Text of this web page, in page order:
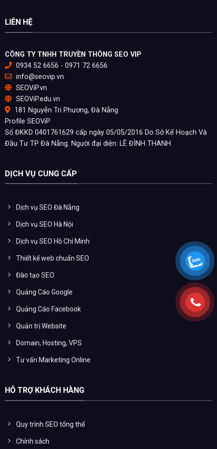
LIÊN HỆ
CÔNG TY TNHH TRUYỀN THÔNG SEO VIP
0934 52 6656 - 0971 72 6656
info@seovip.vn
SEOViP.vn
SEOViP.edu.vn
181 Nguyễn Tri Phương, Đà Nẵng
Profile SEOViP
Số ĐKKD 0401761629 cấp ngày 05/05/2016 Do Sở Kế Hoạch Và
Đầu Tư TP Đà Nẵng. Người đại diện: LÊ ĐÌNH THANH
DỊCH VỤ CUNG CẤP
Dịch vụ SEO Đà Nẵng
Dịch vụ SEO Hà Nội
Dịch vụ SEO Hồ Chí Minh
Thiết kế web chuẩn SEO
Đào tạo SEO
Quảng Cáo Google
Quảng Cáo Facebook
Quản trị Website
Domain, Hosting, VPS
Tư vấn Marketing Online
HỖ TRỢ KHÁCH HÀNG
Quy trình SEO tổng thể
Chính sách